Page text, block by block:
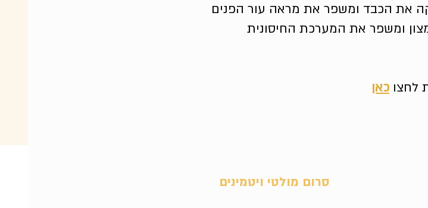
סרום מולטי ויטמינים
את הכבד ומשפר את מראה עור הפנים
ומשפר את המערכת החיסונית
לחצו כאן